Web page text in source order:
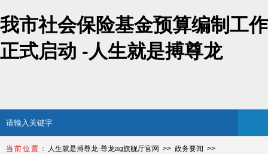
我市社会保险基金预算编制工作
正式启动 -人生就是搏尊龙
人生就是搏尊龙-尊龙ag旗舰厅官网
政务要闻